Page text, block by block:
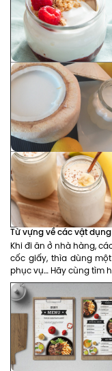
Từ vựng về các vật
Khi đi ăn ở nhà hàng,
cốc giấy, thìa dùng
phục vụ… Hãy cùng tìm